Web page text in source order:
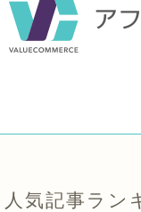
人気記事ラン